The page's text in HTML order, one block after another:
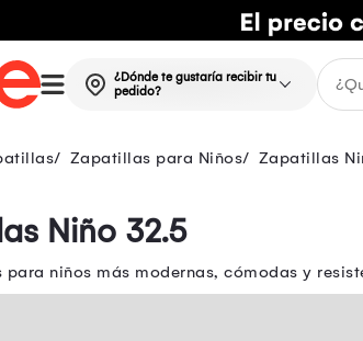
¿Dónde te gustaría recibir tu
pedido?
Zapatillas para Niños Zapatillas
Niño 32.5
para niños más modernas, cómodas y